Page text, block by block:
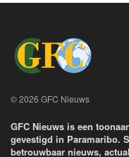
© 2026 GFC Nieuws
GFC Nieuws is een
gevestigd in Paramaribo.
betrouwbaar nieuws,